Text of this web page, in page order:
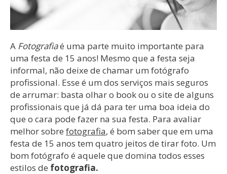
A Fotografiaé uma parte muito importante para
uma festa de 15 anos! Mesmo que a festa seja
informal, não deixe de chamar um fotógrafo
profissional. Esse é um dos serviços mais seguros
de arrumar: basta olhar o book ou o site de alguns
profissionais que já dá para ter uma boa ideia do
que o cara pode fazer na sua festa. Para avaliar
melhor sobre fotografia, é bom saber que em uma
festa de 15 anos tem quatro jeitos de tirar foto. Um
bom fotógrafo é aquele que domina todos esses
estilos de fotografia.